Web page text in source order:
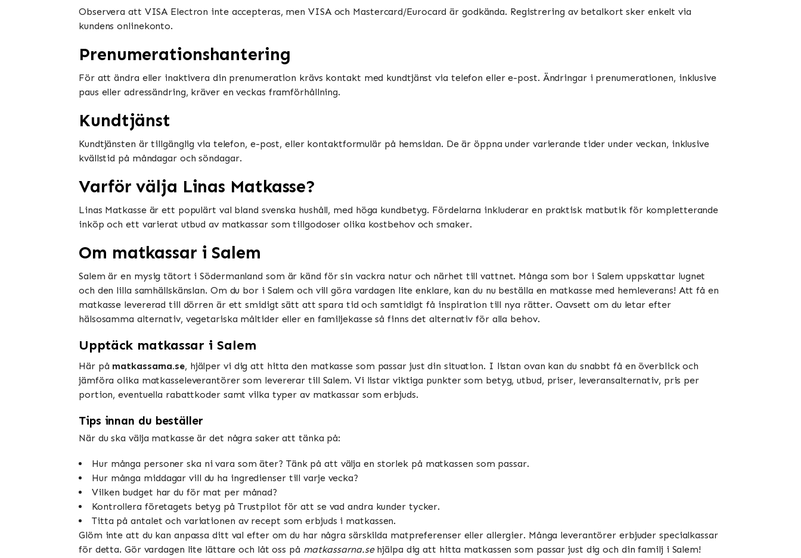
Observera att VISA Electron inte accepteras, men VISA och Mastercard/Eurocard är godkända. Registrering av betalkort sker enkelt via
kundens onlinekonto.
Prenumerationshantering
För att ändra eller inaktivera din prenumeration krävs kontakt med kundtjänst via telefon eller e-post. Ändringar i prenumerationen, inklusive
paus eller adressändring, kräver en veckas framförhållning.
Kundtjänst
Kundtjänsten är tillgänglig via telefon, e-post, eller kontaktformulär på hemsidan. De är öppna under varierande tider under veckan, inklusive
kvällstid på måndagar och söndagar.
Varför välja Linas Matkasse?
Linas Matkasse är ett populärt val bland svenska hushåll, med höga kundbetyg. Fördelarna inkluderar en praktisk matbutik för kompletterande
inköp och ett varierat utbud av matkassar som tillgodoser olika kostbehov och smaker.
Om matkassar i Salem
Salem är en mysig tätort i Södermanland som är känd för sin vackra natur och närhet till vattnet. Många som bor i Salem uppskattar lugnet
och den lilla samhällskänslan. Om du bor i Salem och vill göra vardagen lite enklare, kan du nu beställa en matkasse med hemleverans! Att få en
matkasse levererad till dörren är ett smidigt sätt att spara tid och samtidigt få inspiration till nya rätter. Oavsett om du letar efter
hälsosamma alternativ, vegetariska måltider eller en familjekasse så finns det alternativ för alla behov.
Upptäck matkassar i Salem
Här på matkassarna.se, hjälper vi dig att hitta den matkasse som passar just din situation. I listan ovan kan du snabbt få en överblick och
jämföra olika matkasseleverantörer som levererar till Salem. Vi listar viktiga punkter som betyg, utbud, priser, leveransalternativ, pris per
portion, eventuella rabattkoder samt vilka typer av matkassar som erbjuds.
Tips innan du beställer
När du ska välja matkasse är det några saker att tänka på:
Hur många personer ska ni vara som äter? Tänk på att välja en storlek på matkassen som passar.
Hur många middagar vill du ha ingredienser till varje vecka?
Vilken budget har du för mat per månad?
Kontrollera företagets betyg på Trustpilot för att se vad andra kunder tycker.
Titta på antalet och variationen av recept som erbjuds i matkassen.
Glöm inte att du kan anpassa ditt val efter om du har några särskilda matpreferenser eller allergier. Många leverantörer erbjuder specialkassar
för detta. Gör vardagen lite lättare och låt oss på matkassarna.sehjälpa dig att hitta matkassen som passar just dig och din familj i Salem!